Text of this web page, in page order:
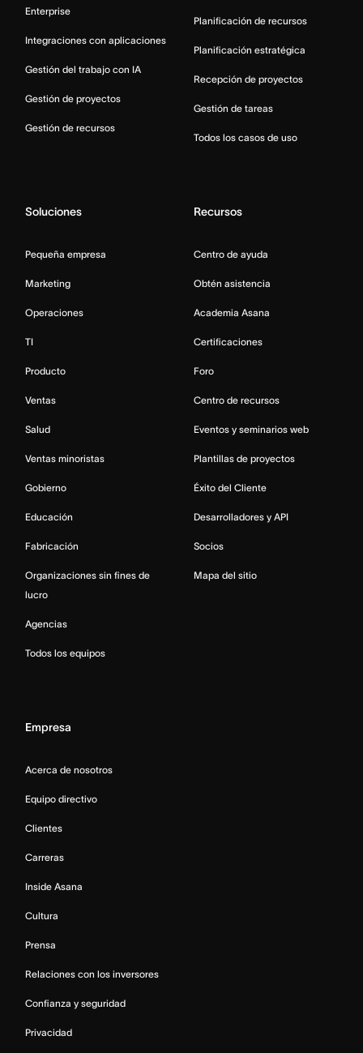
Enterprise
Integraciones con aplicaciones
Gestión del trabajo con IA
Gestión de proyectos
Gestión de recursos
Planificación de recursos
Planificación estratégica
Recepción de proyectos
Gestión de tareas
Todos los casos de uso
Soluciones
Pequeña empresa
Marketing
Operaciones
TI
Producto
Ventas
Salud
Ventas minoristas
Gobierno
Educación
Fabricación
Organizaciones sin fines de
lucro
Agencias
Todos los equipos
Recursos
Centro de ayuda
Obtén asistencia
Academia Asana
Certificaciones
Foro
Centro de recursos
Eventos y seminarios web
Plantillas de proyectos
Éxito del Cliente
Desarrolladores y API
Socios
Mapa del sitio
Empresa
Acerca de nosotros
Equipo directivo
Clientes
Carreras
Inside Asana
Cultura
Prensa
Relaciones con los inversores
Confianza y seguridad
Privacidad